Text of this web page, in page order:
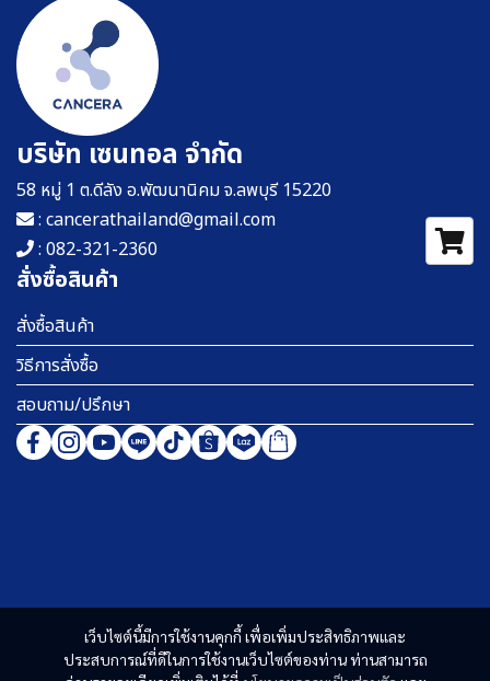
เว็บไซต์นี้มีการใช้งานคุกกี้ เพื่อเพิ่มประสิทธิภาพและ
ประสบการณ์ที่ดีในการใช้งานเว็บไซต์ของท่าน ท่านสามารถ
บริษัท เซนทอล จำกัด
58 หมู่ 1 ต.ดีลัง อ.พัฒนานิคม จ.ลพบุรี 15220
: cancerathailand@gmail.com
: 082-321-2360
สั่งซื้อสินค้า
สั่งซื้อสินค้า
วิธีการสั่งซื้อ
สอบถาม/ปรึกษา